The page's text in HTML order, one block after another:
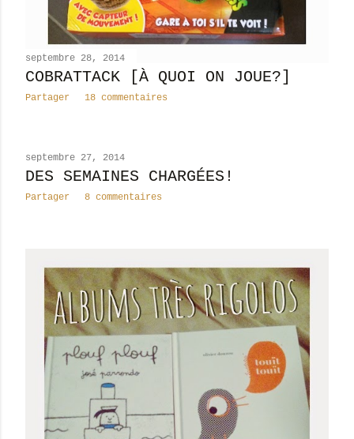
septembre 28, 2014
COBRATTACK [À QUOI ON JOUE?]
Partager 18 commentaires
septembre 27, 2014
DES SEMAINES CHARGÉES!
Partager 8 commentaires